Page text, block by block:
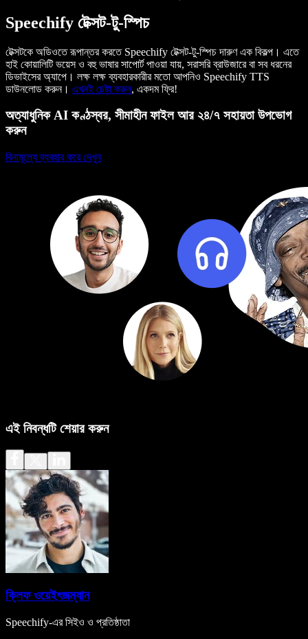
Speechify টেক্সট-টু-স্পিচ
টেক্সটকে অডিওতে রূপান্তর করতে Speechify টেক্সট-টু-স্পিচ দারুণ এক বিকল্প। এতে
হাই কোয়ালিটি ভয়েস ও বহু ভাষার সাপোর্ট পাওয়া যায়, সরাসরি ব্রাউজারে বা সব ধরনের
ডিভাইসের অ্যাপে। লক্ষ লক্ষ ব্যবহারকারীর মতো আপনিও Speechify TTS
ডাউনলোড করুন। এখনই চেষ্টা করুন, একদম ফ্রি!
অত্যাধুনিক AI কণ্ঠস্বর, সীমাহীন ফাইল আর ২৪/৭ সহায়তা উপভোগ
করুন
বিনামূল্যে ব্যবহার করে দেখুন
এই নিবন্ধটি শেয়ার করুন
ক্লিফ ওয়েইৎজম্যান
Speechify-এর সিইও ও প্রতিষ্ঠাতা